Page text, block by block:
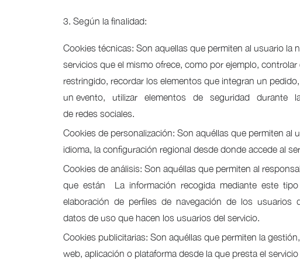
3. Según la finalidad:
Cookies técnicas: Son aquellas que permiten al usuario la
servicios que el mismo ofrece, como por ejemplo,
restringido, recordar los elementos que integran un
un evento, utilizar elementos de seguridad durante la
de redes sociales.
Cookies de personalización: Son aquéllas que permiten al
idioma, la configuración regional desde donde accede al
Cookies de análisis: Son aquéllas que permiten al
que están La información recogida mediante este tipo
elaboración de perfiles de navegación de los usuarios
datos de uso que hacen los usuarios del servicio.
Cookies publicitarias: Son aquéllas que permiten la
web, aplicación o plataforma desde la que presta el